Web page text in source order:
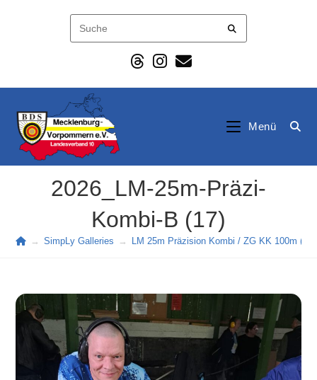
Menü
2026_LM-25m-Präzi-
Kombi-B (17)
→ SimpLy Galleries → LM 25m Präzision Kombi / ZG KK 100m